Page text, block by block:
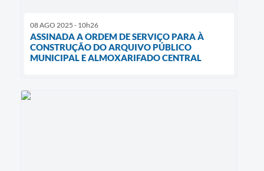
08 AGO 2025 - 10h26
ASSINADA A ORDEM DE SERVIÇO PARA À
CONSTRUÇÃO DO ARQUIVO PÚBLICO
MUNICIPAL E ALMOXARIFADO CENTRAL